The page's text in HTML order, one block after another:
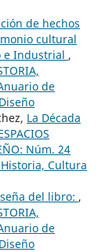
de hechos
cultural
e Industrial ,
de
La Década
Núm. 24
Cultura
del libro: ,
de